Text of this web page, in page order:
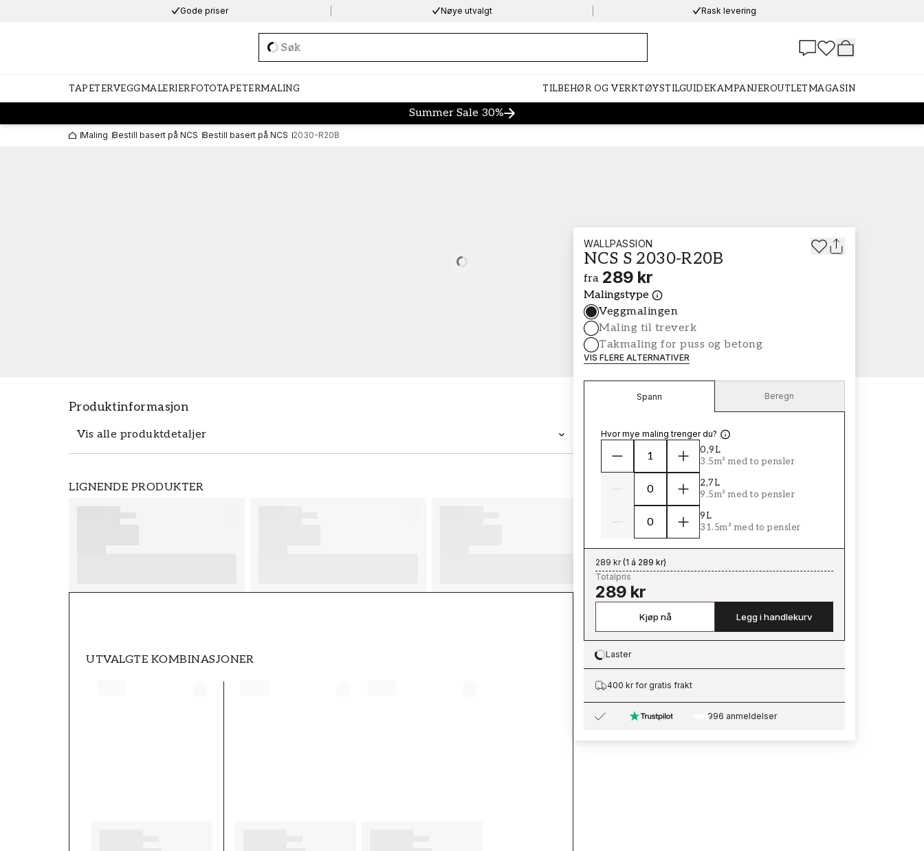
Gode priser Nøye utvalgt Rask levering
Loading…
TAPETERVEGGMALERIERFOTOTAPETERMALING TILBEHØR OG VERKTØYSTILGUIDEKAMPANJEROUTLETMAGASIN
Summer Sale 30%
Maling Bestill basert på NCS Bestill basert på NCS 2030-R20B
Produktinformasjon
Vis alle produktdetaljer
LIGNENDE PRODUKTER
UTVALGTE KOMBINASJONER
WALLPASSION
NCS S 2030-R20B
fra 289 kr
Malingstype
Veggmalingen
Maling til treverk
Takmaling for puss og betong
VIS FLERE ALTERNATIVER
Spann Beregn
Hvor mye maling trenger du?
0,9L
3.5m² med to pensler
2,7L
9.5m² med to pensler
9L
31.5m² med to pensler
289 kr(1 á 289 kr)
Totalpris
289 kr
Kjøp nå Legg i handlekurv
Loading…
Laster
400 kr for gratis frakt
996 anmeldelser